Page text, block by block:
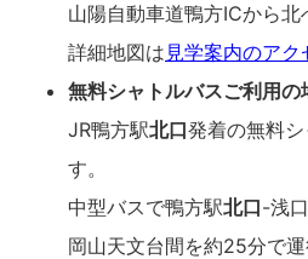
山陽自動車道鴨方ICから北
詳細地図は 見学案内のアク
無料シャトルバスご利用の
JR鴨方駅北口発着の無料
す。
中型バスで鴨方駅北口-浅
岡山天文台間を約25分で運